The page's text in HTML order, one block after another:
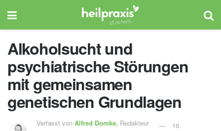
Alkoholsucht und
psychiatrische Störungen
mit gemeinsamen
genetischen Grundlagen
Verfasst von Alfred Domke, Redakteur
16.